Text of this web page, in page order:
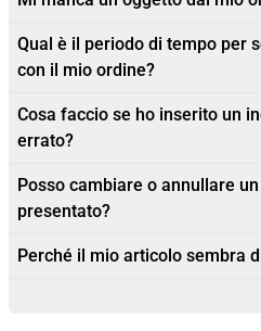
Qual è il periodo di tempo per
con il mio ordine?
Cosa faccio se ho inserito un
errato?
Posso cambiare o annullare
presentato?
Perché il mio articolo sembra